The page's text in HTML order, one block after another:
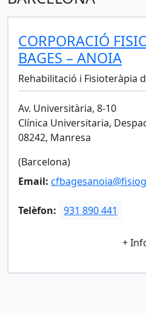
CORPORACIÓ
BAGES – ANOIA
Rehabilitació i Fisioteràpia
Av. Universitària, 8-10
Clínica Universitaria,
08242, Manresa
(Barcelona)
Email:
Telèfon: 931 890 441
+